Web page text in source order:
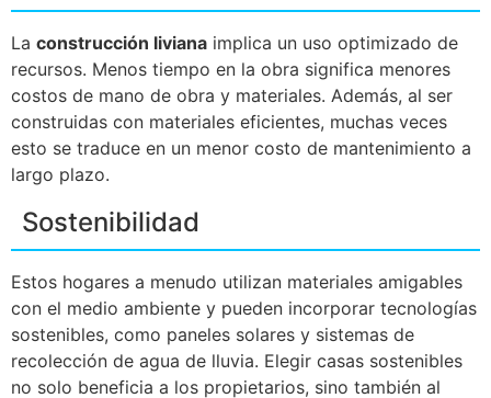
La construcción liviana implica un uso optimizado de
recursos. Menos tiempo en la obra significa menores
costos de mano de obra y materiales. Además, al ser
construidas con materiales eficientes, muchas veces
esto se traduce en un menor costo de mantenimiento a
largo plazo.
Sostenibilidad
Estos hogares a menudo utilizan materiales amigables
con el medio ambiente y pueden incorporar tecnologías
sostenibles, como paneles solares y sistemas de
recolección de agua de lluvia. Elegir casas sostenibles
no solo beneficia a los propietarios, sino también al